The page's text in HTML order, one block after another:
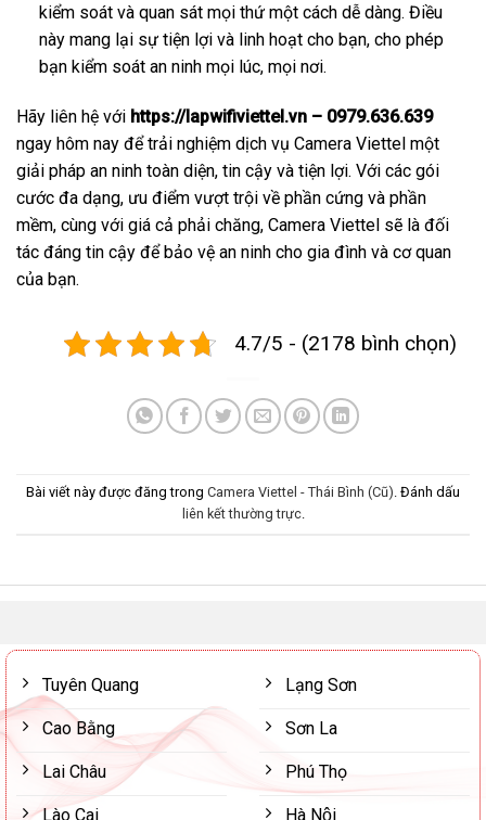
kiểm soát và quan sát mọi thứ một cách dễ dàng. Điều
này mang lại sự tiện lợi và linh hoạt cho bạn, cho phép
bạn kiểm soát an ninh mọi lúc, mọi nơi.
Hãy liên hệ với https://lapwifiviettel.vn – 0979.636.639
ngay hôm nay để trải nghiệm dịch vụ Camera Viettel một
giải pháp an ninh toàn diện, tin cậy và tiện lợi. Với các gói
cước đa dạng, ưu điểm vượt trội về phần cứng và phần
mềm, cùng với giá cả phải chăng, Camera Viettel sẽ là đối
tác đáng tin cậy để bảo vệ an ninh cho gia đình và cơ quan
của bạn.
4.7/5 - (2178 bình chọn)
Bài viết này được đăng trong Camera Viettel - Thái Bình (Cũ). Đánh dấu
liên kết thường trực.
Tuyên Quang
Cao Bằng
Lai Châu
Lào Cai
Lạng Sơn
Sơn La
Phú Thọ
Hà Nội